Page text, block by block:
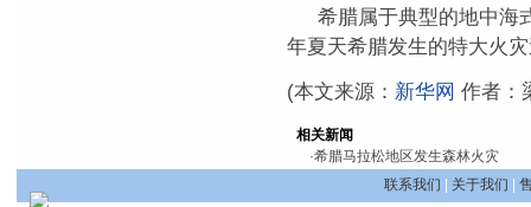
希腊属于典型的地中海
年夏天希腊发生的特大火
(本文来源： 新华网 作者：
相关新闻
·希腊马拉松地区发生森林火灾
联系我们
关于我们